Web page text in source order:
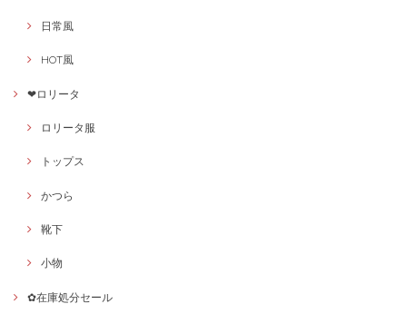
日常風
HOT風
❤ロリータ
ロリータ服
トップス
かつら
靴下
小物
✿在庫処分セール